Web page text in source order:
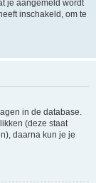
je aangemeld wordt
inschakeld, om te
in de database.
(deze staat
daarna kun je je